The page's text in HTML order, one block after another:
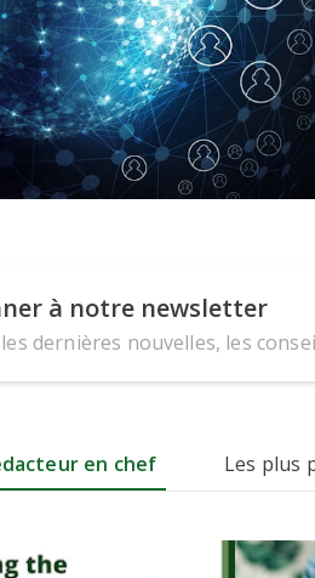
à notre newsletter
les dernières nouvelles, les
en chef Les plus